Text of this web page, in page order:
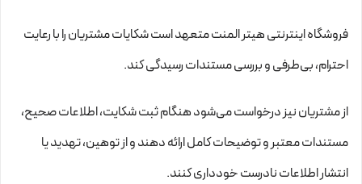
فروشگاه اینترنتی هیتر المنت متعهد است شکایات مشتریان را با رعایت
احترام، بی‌طرفی و بررسی مستندات رسیدگی کند.
از مشتریان نیز درخواست می‌شود هنگام ثبت شکایت، اطلاعات صحیح،
مستندات معتبر و توضیحات کامل ارائه دهند و از توهین، تهدید یا
انتشار اطلاعات نادرست خودداری کنند.